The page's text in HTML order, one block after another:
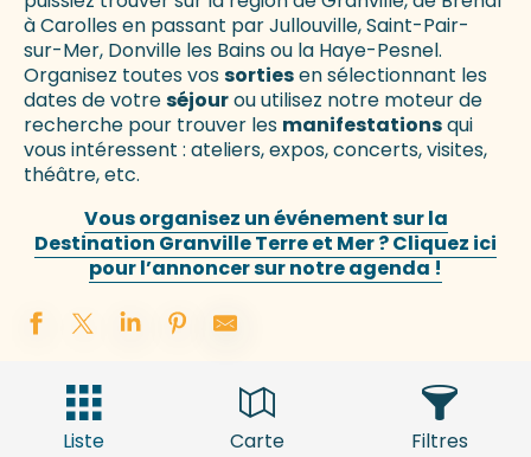
à Carolles en passant par Jullouville, Saint-Pair-
sur-Mer, Donville les Bains ou la Haye-Pesnel.
Organisez toutes vossortiesen sélectionnant les
dates de votreséjourou utilisez notre moteur de
recherche pour trouver les manifestationsqui
vous intéressent : ateliers, expos, concerts, visites,
théâtre, etc.
Vous organisez un événement sur la
Destination Granville Terre et Mer ? Cliquez ici
pour l’annoncer sur notre agenda !
Liste Carte Filtres